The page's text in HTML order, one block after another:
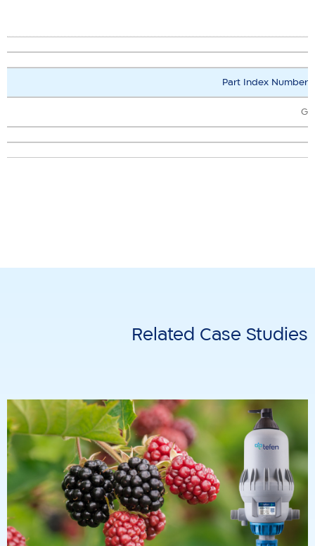
Part Index Number
G
Related Case Studies